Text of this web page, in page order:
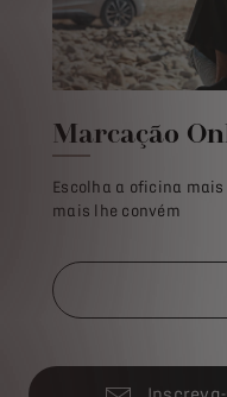
Marcação
Escolha a oficina
mais lhe convém​